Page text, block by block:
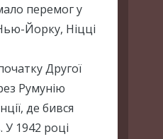
перемог у
Йорку, Ніцці
Другої
Румунію
де бився
У 1942 році